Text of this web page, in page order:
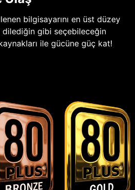
bilgisayarını en üst düzey
dilediğin gibi seçebileceğin
ile gücüne güç kat!